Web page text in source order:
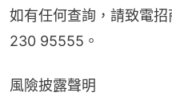
如有任何查詢，請致電
230 95555。
風險披露聲明